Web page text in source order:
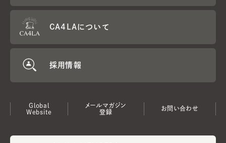
CA4LAについて
採用情報
Global
Website
メールマガジン
登録
お問い合わせ